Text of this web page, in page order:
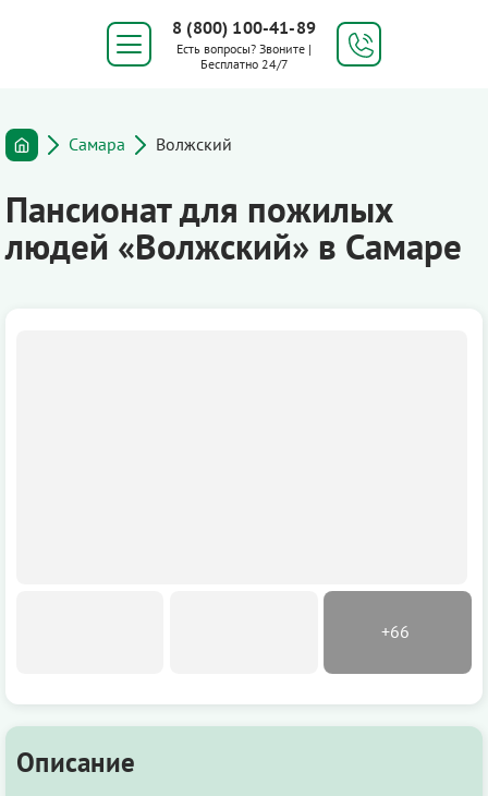
8 (800) 100-41-89
Есть вопросы? Звоните |
Бесплатно 24/7
Самара Волжский
Пансионат для пожилых
людей «Волжский» в Самаре
Описание